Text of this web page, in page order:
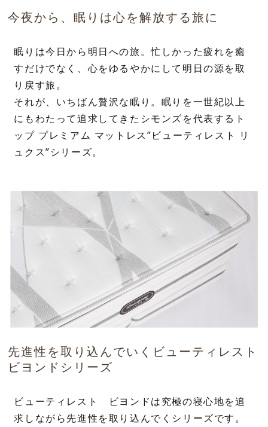
今夜から、眠りは心を解放する旅に
眠りは今日から明日への旅。忙しかった疲れを癒
すだけでなく、心をゆるやかにして明日の源を取
り戻す旅。
それが、いちばん贅沢な眠り。眠りを一世紀以上
にもわたって追求してきたシモンズを代表するト
ップ プレミアム マットレス”ビューティレスト リ
ュクス”シリーズ。
先進性を取り込んでいくビューティレスト
ビヨンドシリーズ
ビューティレスト ビヨンドは究極の寝心地を追
求しながら先進性を取り込んでくシリーズです。